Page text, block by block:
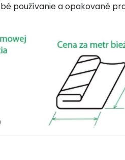
používanie a opakované